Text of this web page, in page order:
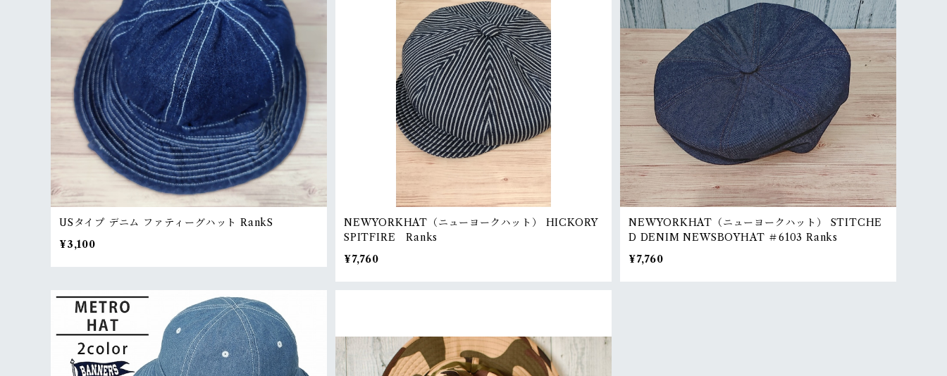
USタイプ デニム ファティーグハット RankS
¥3,100
NEWYORKHAT（ニューヨークハット） HICKORY
SPITFIRE Ranks
¥7,760
NEWYORKHAT（ニューヨークハット） STITCHE
D DENIM NEWSBOYHAT ＃6103 Ranks
¥7,760